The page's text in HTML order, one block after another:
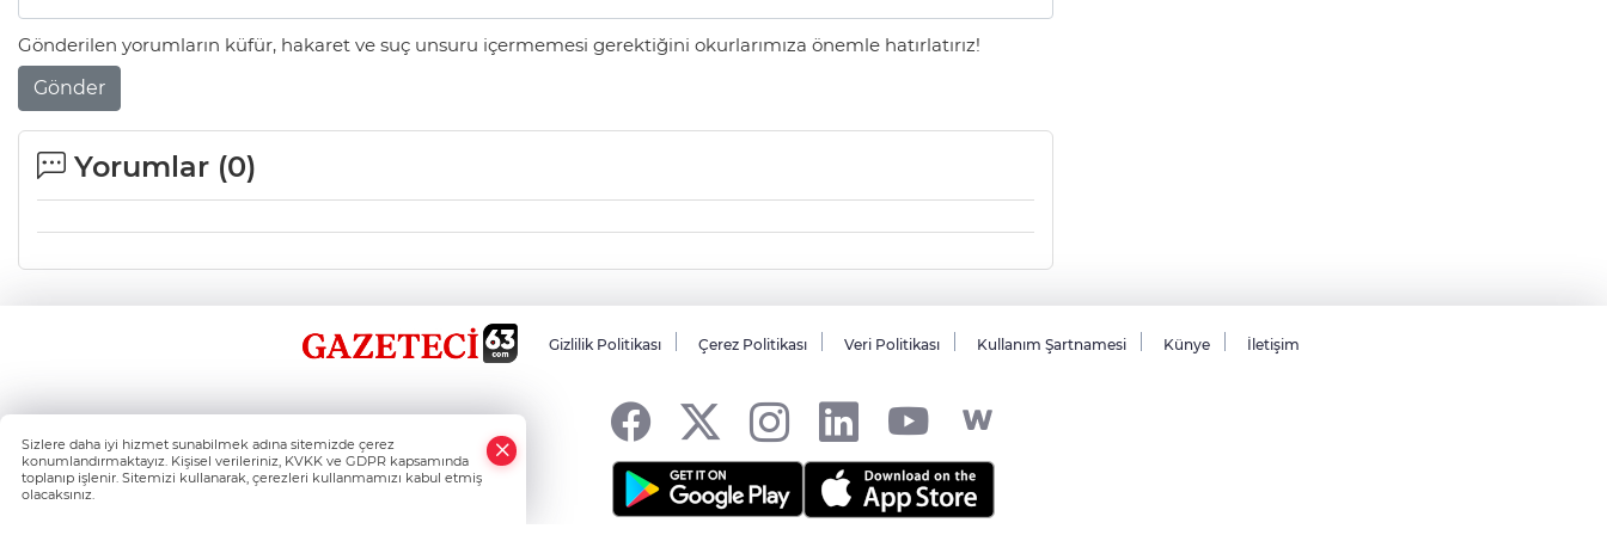
Gönderilen yorumların küfür, hakaret ve suç unsuru içermemesi gerektiğini okurlarımıza önemle hatırlatırız!
Gönder
Yorumlar (0)
Gizlilik Politikası Çerez Politikası Veri Politikası Kullanım Şartnamesi Künye İletişim
Sizlere daha iyi hizmet sunabilmek adına sitemizde çerez
konumlandırmaktayız. Kişisel verileriniz, KVKK ve GDPR kapsamında
toplanıp işlenir. Sitemizi kullanarak, çerezleri kullanmamızı kabul etmiş
olacaksınız.
Whatsapp